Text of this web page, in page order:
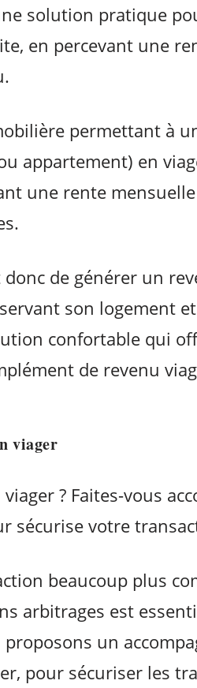
solution pratique
en percevant une
permettant à
appartement) en
une rente
de générer un
son logement
confortable qui
de revenu
viager
? Faites-vous
sécurise votre
beaucoup plus
arbitrages est
un
pour sécuriser les